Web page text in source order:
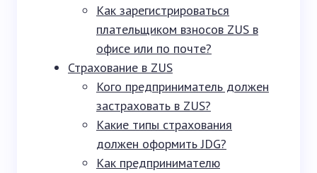
Как зарегистрироваться
плательщиком взносов ZUS в
офисе или по почте?
Страхование в ZUS
Кого предприниматель должен
застраховать в ZUS?
Какие типы страхования
должен оформить JDG?
Как предпринимателю